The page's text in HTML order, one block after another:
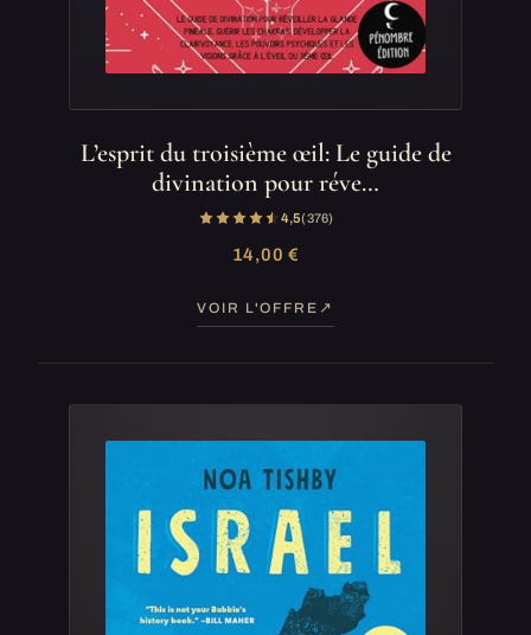
L’esprit du troisième œil: Le guide de
divination pour réve…
4,5(376)
14,00 €
VOIR L'OFFRE